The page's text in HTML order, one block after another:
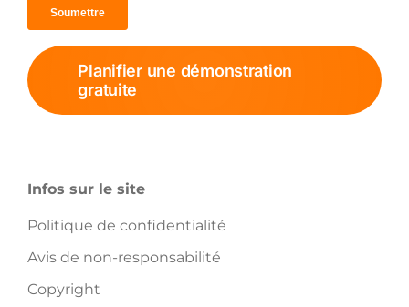
Planifier une démonstration
gratuite
Infos sur le site
Politique de confidentialité
Avis de non-responsabilité
Copyright